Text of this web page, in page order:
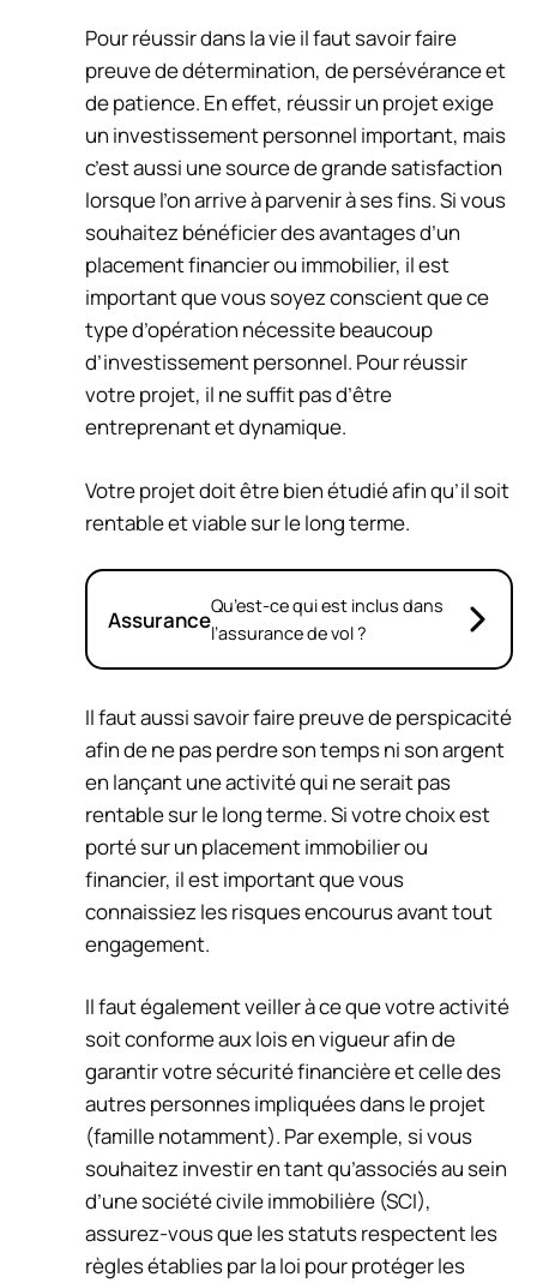
Pour réussir dans la vie il faut savoir faire
preuve de détermination, de persévérance et
de patience. En effet, réussir un projet exige
un investissement personnel important, mais
c’est aussi une source de grande satisfaction
lorsque l’on arrive à parvenir à ses fins. Si vous
souhaitez bénéficier des avantages d’un
placement financier ou immobilier, il est
important que vous soyez conscient que ce
type d’opération nécessite beaucoup
d’investissement personnel. Pour réussir
votre projet, il ne suffit pas d’être
entreprenant et dynamique.
Votre projet doit être bien étudié afin qu’il soit
rentable et viable sur le long terme.
AssuranceQu’est-ce qui est inclus dans
l’assurance de vol ?
Il faut aussi savoir faire preuve de perspicacité
afin de ne pas perdre son temps ni son argent
en lançant une activité qui ne serait pas
rentable sur le long terme. Si votre choix est
porté sur un placement immobilier ou
financier, il est important que vous
connaissiez les risques encourus avant tout
engagement.
Il faut également veiller à ce que votre activité
soit conforme aux lois en vigueur afin de
garantir votre sécurité financière et celle des
autres personnes impliquées dans le projet
(famille notamment). Par exemple, si vous
souhaitez investir en tant qu’associés au sein
d’une société civile immobilière (SCI),
assurez-vous que les statuts respectent les
règles établies par la loi pour protéger les